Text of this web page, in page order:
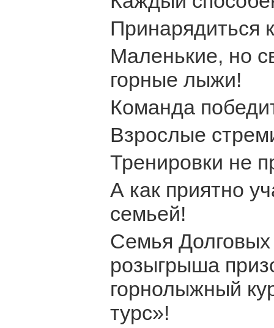
Принарядиться
Маленькие, но
горные лыжи!
Команда
Взрослые
Тренировки не
А как приятно
семьей!
Семья
розыгрыша
горнолыжный
турс»!